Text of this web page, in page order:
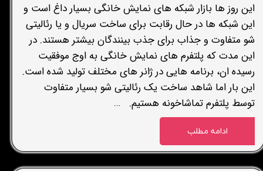
این روز ها بازار شبکه های نمایش خانگی بسیار داغ است و
این شبکه ها در حال رقابت برای ساخت سریال و یا رئالیتی
شو متفاوت و جذاب برای جذب بینندگان بیشتر هستند. در
این مدت که پلتفرم های نمایش خانگی به اوج موفقیت
رسیده ان، برنامه هایی در ژانر های مختلف تولید شده است.
این بار اما شاهد ساخت یک رئالیتی شو بسیار متفاوت
توسط پلتفرم تماشاخونه هستیم. …
ادامه مطلب